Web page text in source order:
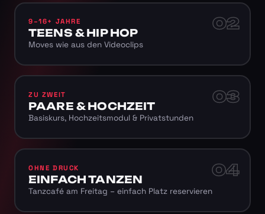
02
9–16+ JAHRE
TEENS & HIP HOP
Moves wie aus den Videoclips
03
ZU ZWEIT
PAARE & HOCHZEIT
Basiskurs, Hochzeitsmodul & Privatstunden
04
OHNE DRUCK
EINFACH TANZEN
Tanzcafé am Freitag – einfach Platz reservieren